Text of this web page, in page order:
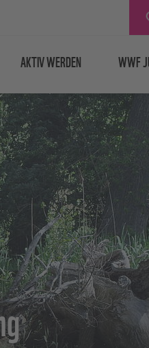
AKTIV WERDEN WWF